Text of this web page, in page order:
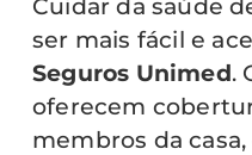
Cuidar da saúde
ser mais fácil e
Seguros Unimed.
oferecem
membros da